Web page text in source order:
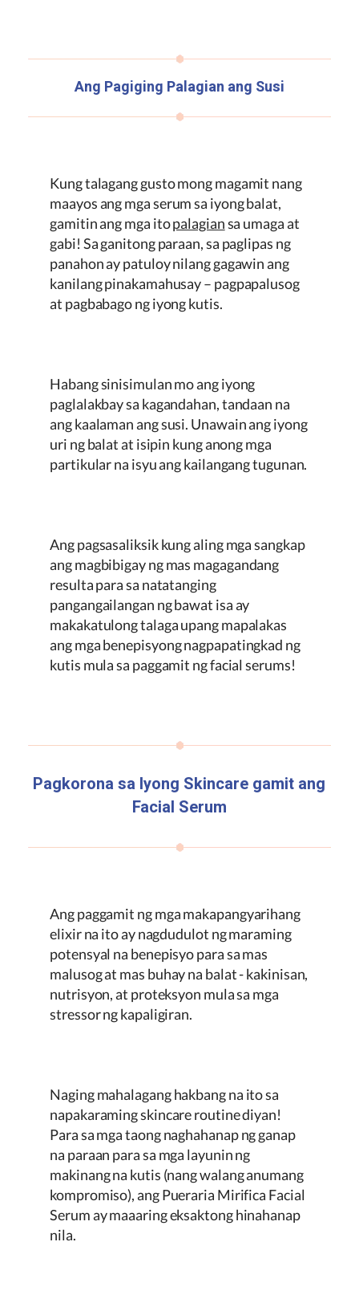
Ang Pagiging Palagian ang Susi
Kung talagang gusto mong magamit nang
maayos ang mga serum sa iyong balat,
gamitin ang mga itopalagiansa umaga at
gabi! Sa ganitong paraan, sa paglipas ng
panahon ay patuloy nilang gagawin ang
kanilang pinakamahusay – pagpapalusog
at pagbabago ng iyong kutis.
Habang sinisimulan mo ang iyong
paglalakbay sa kagandahan, tandaan na
ang kaalaman ang susi. Unawain ang iyong
uri ng balat at isipin kung anong mga
partikular na isyu ang kailangang tugunan.
Ang pagsasaliksik kung aling mga sangkap
ang magbibigay ng mas magagandang
resulta para sa natatanging
pangangailangan ng bawat isa ay
makakatulong talaga upang mapalakas
ang mga benepisyong nagpapatingkad ng
kutis mula sa paggamit ng facial serums!
Pagkorona sa Iyong Skincare gamit ang
Facial Serum
Ang paggamit ng mga makapangyarihang
elixir na ito ay nagdudulot ng maraming
potensyal na benepisyo para sa mas
malusog at mas buhay na balat - kakinisan,
nutrisyon, at proteksyon mula sa mga
stressor ng kapaligiran.
Naging mahalagang hakbang na ito sa
napakaraming skincare routine diyan!
Para sa mga taong naghahanap ng ganap
na paraan para sa mga layunin ng
makinang na kutis (nang walang anumang
kompromiso), angPueraria Mirifica Facial
Serum ay maaaring eksaktong hinahanap
nila.